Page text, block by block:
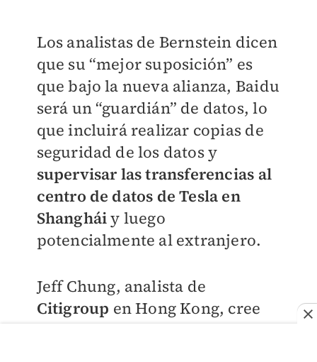
Los analistas de Bernstein dicen
que su “mejor suposición” es
que bajo la nueva alianza, Baidu
será un “guardián” de datos, lo
que incluirá realizar copias de
seguridad de los datos y
supervisar las transferencias al
centro de datos de Tesla en
Shangháiy luego
potencialmente al extranjero.
Jeff Chung, analista de
Citigroup en Hong Kong, cree